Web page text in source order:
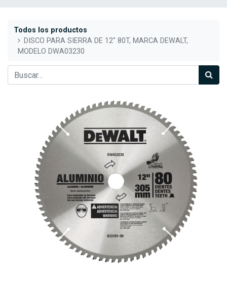
Todos los productos
DISCO PARA SIERRA DE 12" 80T, MARCA DEWALT,
MODELO DWA03230